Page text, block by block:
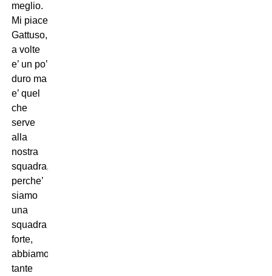
meglio.
Mi piace
Gattuso,
a volte
e’ un po’
duro ma
e’ quel
che
serve
alla
nostra
squadra,
perche’
siamo
una
squadra
forte,
abbiamo
tante